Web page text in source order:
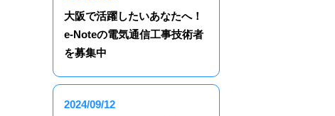
大阪で活躍したいあなたへ！
e-Noteの電気通信工事技術者
を募集中
2024/09/12